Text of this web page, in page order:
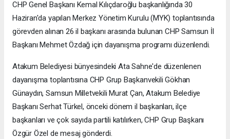
CHP Genel Başkanı Kemal Kılıçdaroğlu başkanlığında 30
Haziran'da yapılan Merkez Yönetim Kurulu (MYK) toplantısında
görevden alınan 26 il başkanı arasında bulunan CHP Samsun İl
Başkanı Mehmet Özdağ için dayanışma programı düzenlendi.
Atakum Belediyesi bünyesindeki Ata Sahne'de düzenlenen
dayanışma toplantısına CHP Grup Başkanvekili Gökhan
Günaydın, Samsun Milletvekili Murat Çan, Atakum Belediye
Başkanı Serhat Türkel, önceki dönem il başkanları, ilçe
başkanları ve çok sayıda partili katılırken, CHP Grup Başkanı
Özgür Özel de mesaj gönderdi.